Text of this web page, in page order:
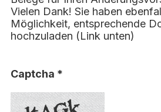
Vielen Dank! Sie haben
Möglichkeit, entsprechende
hochzuladen (Link unten)
Captcha *